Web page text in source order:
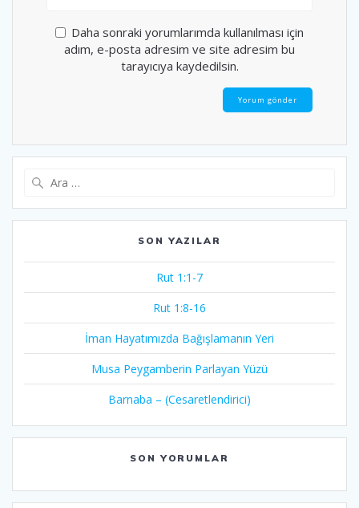
Daha sonraki yorumlarımda kullanılması için
adım, e-posta adresim ve site adresim bu
tarayıcıya kaydedilsin.
SON YAZILAR
Rut 1:1-7
Rut 1:8-16
İman Hayatımızda Bağışlamanın Yeri
Musa Peygamberin Parlayan Yüzü
Barnaba – (Cesaretlendirici)
SON YORUMLAR